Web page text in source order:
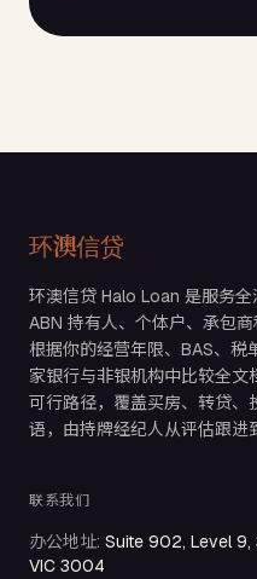
环澳信贷
环澳信贷 Halo Loan 是服务
ABN 持有人、个体户、承包
根据你的经营年限、BAS、
家银行与非银机构中比较全
可行路径，覆盖买房、转贷、
语，由持牌经纪人从评估跟进
联系我们
办公地址: Suite 902, Level 9,
VIC 3004